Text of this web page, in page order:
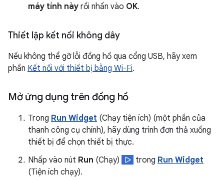
máy tính này rồi nhấn vào OK.
Thiết lập kết nối không dây
Nếu không thể gỡ lỗi đồng hồ qua cổng USB, hãy xem
phần Kết nối với thiết bị bằng Wi-Fi.
Mở ứng dụng trên đồng hồ
Trong Run Widget (Chạy tiện ích) (một phần của
thanh công cụ chính), hãy dùng trình đơn thả xuống
thiết bị để chọn thiết bị thực.
Nhấp vào nút Run (Chạy) trong Run Widget
(Tiện ích chạy).